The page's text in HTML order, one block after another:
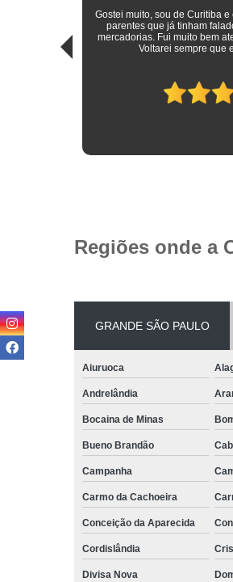
Roupas sociais de excelente
justo!
Regiões onde a
GRANDE SÃO PAULO
Aiuruoca
Andrelândia
Bocaina de Minas
Bueno Brandão
Campanha
Carmo da Cachoeira
Conceição da Aparecida
Cordislândia
Divisa Nova